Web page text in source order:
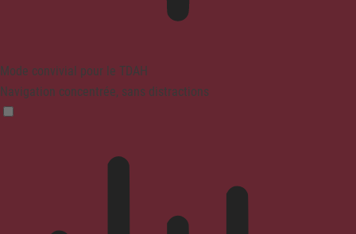
Mode convivial pour le TDAH
Navigation concentrée, sans distractions